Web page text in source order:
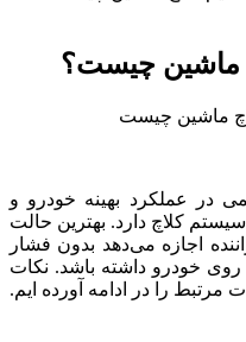
ماشین چیست؟
در عملکرد بهینه خودرو و
کلاچ دارد. بهترین حالت
اجازه می‌دهد بدون فشار
خودرو داشته باشد. نکات
مرتبط را در ادامه آورده ایم.